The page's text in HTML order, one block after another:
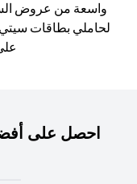
واسعة من عروض
لحاملي بطاقات
احصل على